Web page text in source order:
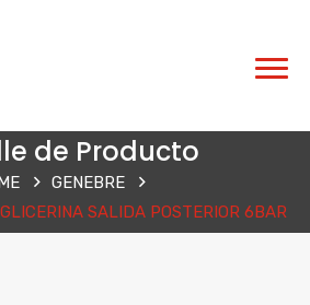
de Producto
GENEBRE
SALIDA POSTERIOR 6BAR